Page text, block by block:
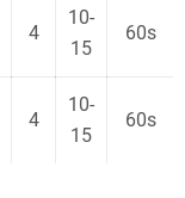
4
10-
15
60s
4
10-
15
60s